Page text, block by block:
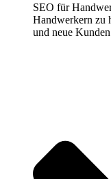
SEO für
Handwerkern zu
und neue